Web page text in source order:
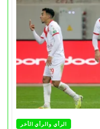
الرأي والرأي الأخر